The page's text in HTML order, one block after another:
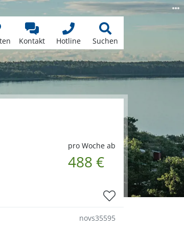
Kontakt Hotline Suchen
pro Woche ab
488 €
novs35595